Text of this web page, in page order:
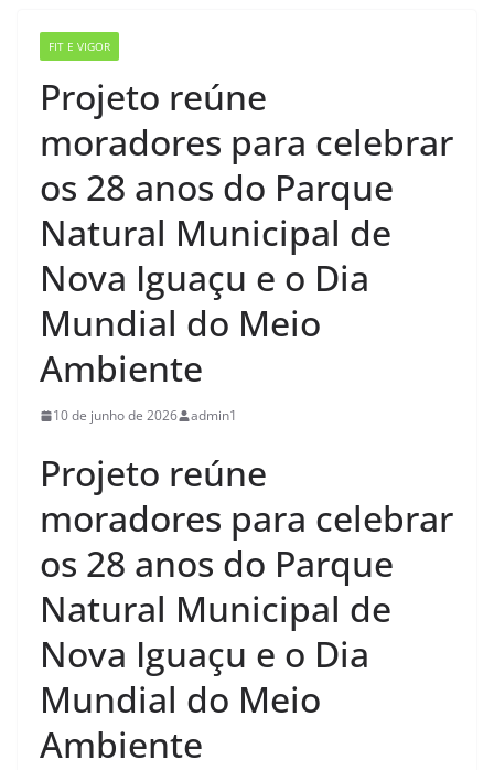
FIT E VIGOR
Projeto reúne
moradores para celebrar
os 28 anos do Parque
Natural Municipal de
Nova Iguaçu e o Dia
Mundial do Meio
Ambiente
10 de junho de 2026 admin1
Projeto reúne
moradores para celebrar
os 28 anos do Parque
Natural Municipal de
Nova Iguaçu e o Dia
Mundial do Meio
Ambiente